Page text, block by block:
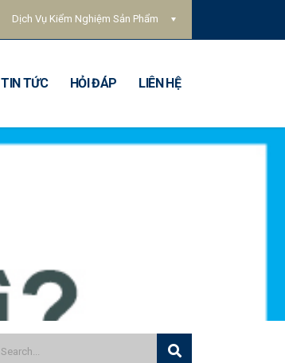
Dịch Vụ Kiểm Nghiệm Sản Phẩm
TIN TỨC HỎI ĐÁP LIÊN HỆ